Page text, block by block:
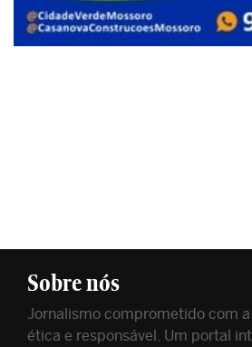
Sobre nós
Jornalismo comprometido com
ética e responsável. Um portal